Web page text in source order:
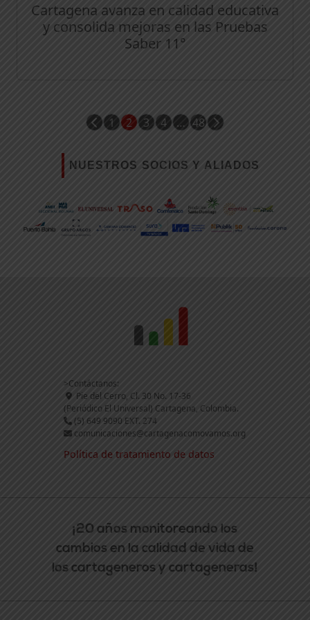
Cartagena avanza en calidad educativa
y consolida mejoras en las Pruebas
Saber 11°
1 2 3 4 … 48
NUESTROS SOCIOS Y ALIADOS
>Contáctanos:
Pie del Cerro, Cl. 30 No. 17-36
(Periódico El Universal) Cartagena, Colombia.
(5) 649 9090 EXT. 274
comunicaciones@cartagenacomovamos.org
Política de tratamiento de datos
¡20 años monitoreando los
cambios en la calidad de vida de
los cartageneros y cartageneras!